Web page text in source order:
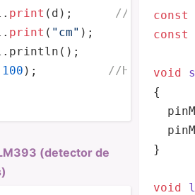
print (d); //
print ( "cm" );
100 ); //Hacemos
(detector de
const
const
void
{
}
void